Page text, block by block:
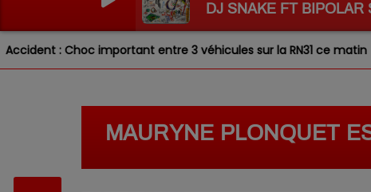
DJ SNAKE FT BIPOLAR
: Choc important entre 3 véhicules sur la RN31 ce matin
MAURYNE PLONQUET